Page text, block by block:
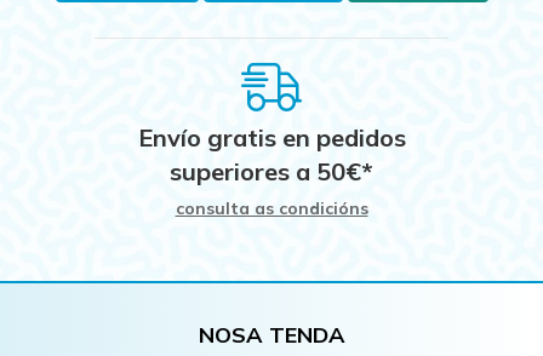
Envío gratis en pedidos
superiores a 50€*
consulta as condicións
NOSA TENDA